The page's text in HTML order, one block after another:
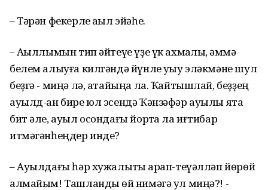
– Тәрән фекерле аҡыл эйәһе.
– Аҡыллымын тип әйтеүе үҙе үк ахмаҡлыҡ, әммә
белем алыуға килгәндә йүнле уҡыу эләкмәне шул
беҙгә - миңә лә, атайыңа ла. Ҡайтышлай, беҙҙең
ауылд-ан бире юл эсендә Ҡәнзәфәр ауылы ята
бит әле, ауыл осондағы йортҡа ла иғтибар
итмәгәнһеңдер инде?
– Ауылдағы һәр хужалыҡты ҡарап-теүәлләп йөрөй
алмайым! Ташландыҡ өй нимәгә ул миңә?! -